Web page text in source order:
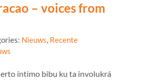
– voices from
Nieuws, Recente
íntimo bibu ku ta involukrá